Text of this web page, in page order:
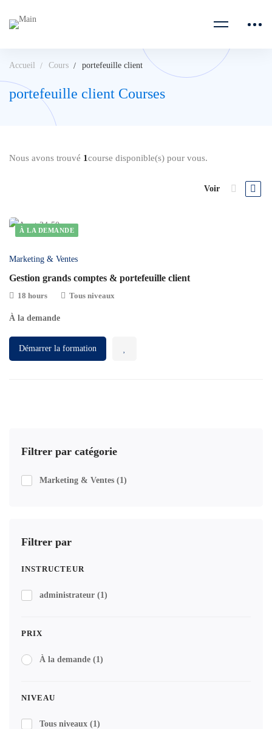
Accueil Cours portefeuille client
portefeuille client Courses
Filtrer par catégorie
Marketing & Ventes (1)
Filtrer par
INSTRUCTEUR
administrateur (1)
PRIX
À la demande (1)
NIVEAU
Tous niveaux (1)
Nous avons trouvé 1course disponible(s) pour vous.
Voir
À LA DEMANDE
Marketing & Ventes
Gestion grands comptes & portefeuille client
18 hours Tous niveaux
À la demande
Démarrer la formation